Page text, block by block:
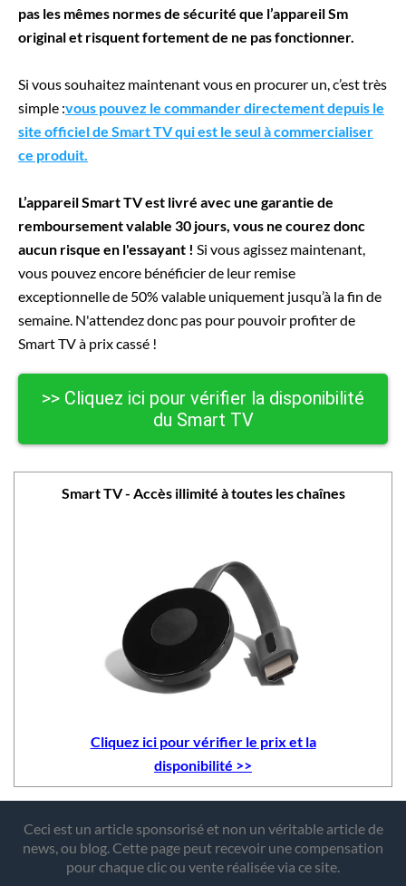
pas les mêmes normes de sécurité que l’appareil Sm
original et risquent fortement de ne pas fonctionner.
Si vous souhaitez maintenant vous en procurer un, c’est très
simple :vous pouvez le commander directement depuis le
site officiel de Smart TV qui est le seul à commercialiser
ce produit.
L’appareil Smart TV est livré avec une garantie de
remboursement valable 30 jours, vous ne courez donc
aucun risque en l'essayant ! Si vous agissez maintenant,
vous pouvez encore bénéficier de leur remise
exceptionnelle de 50% valable uniquement jusqu’à la fin de
semaine. N'attendez donc pas pour pouvoir profiter de
Smart TV à prix cassé !
>> Cliquez ici pour vérifier la disponibilité
du Smart TV
Smart TV - Accès illimité à toutes les chaînes
Cliquez ici pour vérifier le prix et la
disponibilité >>
Ceci est un article sponsorisé et non un véritable article de
news, ou blog. Cette page peut recevoir une compensation
pour chaque clic ou vente réalisée via ce site.